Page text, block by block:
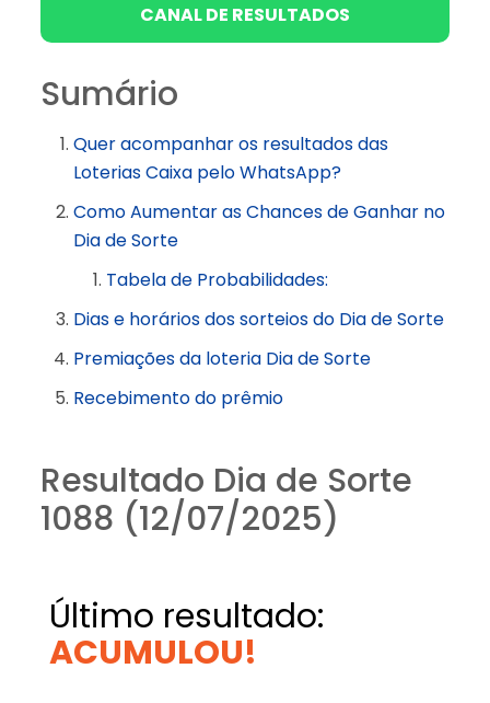
CANAL DE RESULTADOS
Sumário
Quer acompanhar os resultados das
Loterias Caixa pelo WhatsApp?
Como Aumentar as Chances de Ganhar no
Dia de Sorte
Tabela de Probabilidades:
Dias e horários dos sorteios do Dia de Sorte
Premiações da loteria Dia de Sorte
Recebimento do prêmio
Resultado Dia de Sorte
1088 (12/07/2025)
Último resultado:
ACUMULOU!